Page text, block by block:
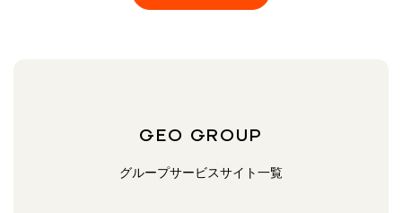
GEO GROUP
グループサービスサイト一覧